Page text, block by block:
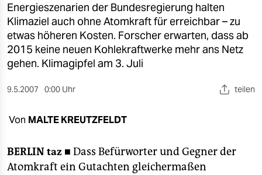
kultur
sport
berlin
nord
wahrheit
verlag
Energieszenarien der Bundesregierung halten
Klimaziel auch ohne Atomkraft für erreichbar – zu
etwas höheren Kosten. Forscher erwarten, dass ab
2015 keine neuen Kohlekraftwerke mehr ans Netz
gehen. Klimagipfel am 3. Juli
9.5.2007 0:00 Uhr teilen
Von MALTE KREUTZFELDT
BERLIN taz ■ Dass Befürworter und Gegner der
Atomkraft ein Gutachten gleichermaßen